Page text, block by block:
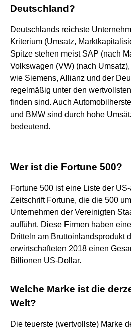
Deutschland?
Deutschlands reichste
Kriterium (Umsatz,
Spitze stehen meist SAP (nach
Volkswagen (VW) (nach
wie Siemens, Allianz und der
regelmäßig unter den
finden sind. Auch
und BMW sind durch hohe
bedeutend.
Wer ist die Fortune 500?
Fortune 500 ist eine Liste der
Zeitschrift Fortune, die die 500
Unternehmen der Vereinigten
aufführt. Diese Firmen haben
Dritteln am Bruttoinlandsprodukt
erwirtschafteten 2018 einen
Billionen US-Dollar.
Welche Marke ist die
Welt?
Die teuerste (wertvollste) Marke